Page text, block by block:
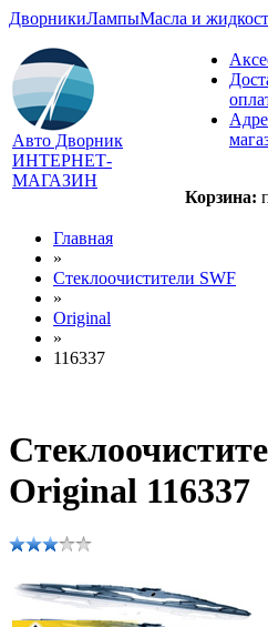
ДворникиЛампыМасла и
Авто Дворник
ИНТЕРНЕТ-
МАГАЗИН
Корзина:
Главная
»
Стеклоочистители SWF
»
Original
»
116337
Original 116337